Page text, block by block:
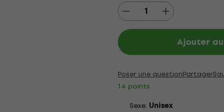
Ajouter
Poser une questionPartager
14 points
Sexe: Unisex